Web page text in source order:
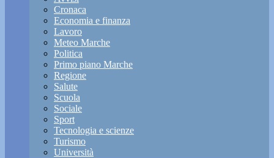
Cronaca
Economia e finanza
Lavoro
Meteo Marche
Politica
Primo piano Marche
Regione
Salute
Scuola
Sociale
Sport
Tecnologia e scienze
Turismo
Università